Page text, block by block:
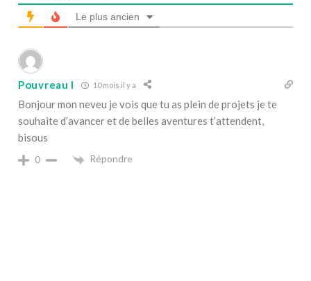
Le plus ancien
Pouvreau I 10 mois il y a
Bonjour mon neveu je vois que tu as plein de projets je te
souhaite d’avancer et de belles aventures t’attendent,
bisous
0 Répondre